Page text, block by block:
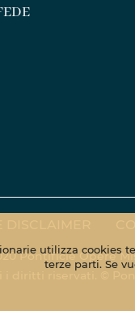
Pontificie Opere
i diritti riservati. ©
utilizza cookies
terze parti. Se